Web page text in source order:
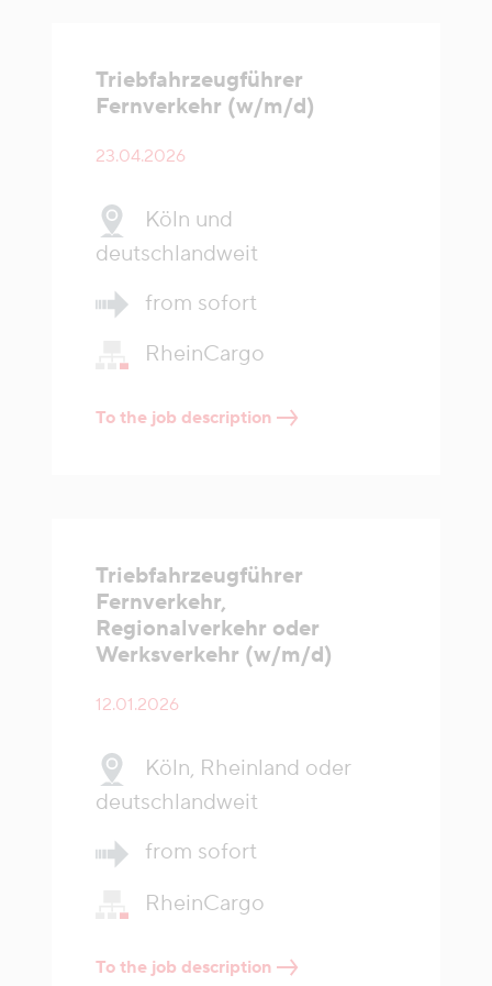
Triebfahrzeugführer
Fernverkehr (w/m/d)
23.04.2026
Köln und
deutschlandweit
from sofort
RheinCargo
To the job description
Triebfahrzeugführer
Fernverkehr,
Regionalverkehr oder
Werksverkehr (w/m/d)
12.01.2026
Köln, Rheinland oder
deutschlandweit
from sofort
RheinCargo
To the job description